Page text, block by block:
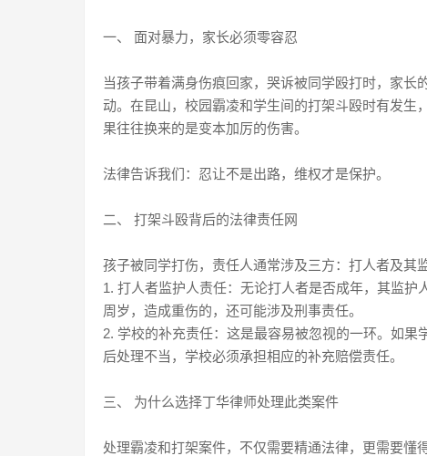
一、 面对暴力，家长必须零容忍
当孩子带着满身伤痕回家，哭诉被同学殴打时，家
动。在昆山，校园霸凌和学生间的打架斗殴时有发生
果往往换来的是变本加厉的伤害。
法律告诉我们：忍让不是出路，维权才是保护。
二、 打架斗殴背后的法律责任网
孩子被同学打伤，责任人通常涉及三方：打人者及其
1. 打人者监护人责任：无论打人者是否成年，其监
周岁，造成重伤的，还可能涉及刑事责任。
2. 学校的补充责任：这是最容易被忽视的一环。如
后处理不当，学校必须承担相应的补充赔偿责任。
三、 为什么选择丁华律师处理此类案件
处理霸凌和打架案件，不仅需要精通法律，更需要懂